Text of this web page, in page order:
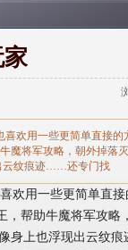
欢用一些更简单直接的
魔将军攻略，朝外掉落
云纹痕迹……还专门找
欢用一些更简单直接
帮助牛魔将军攻略
像身上也浮现出云纹